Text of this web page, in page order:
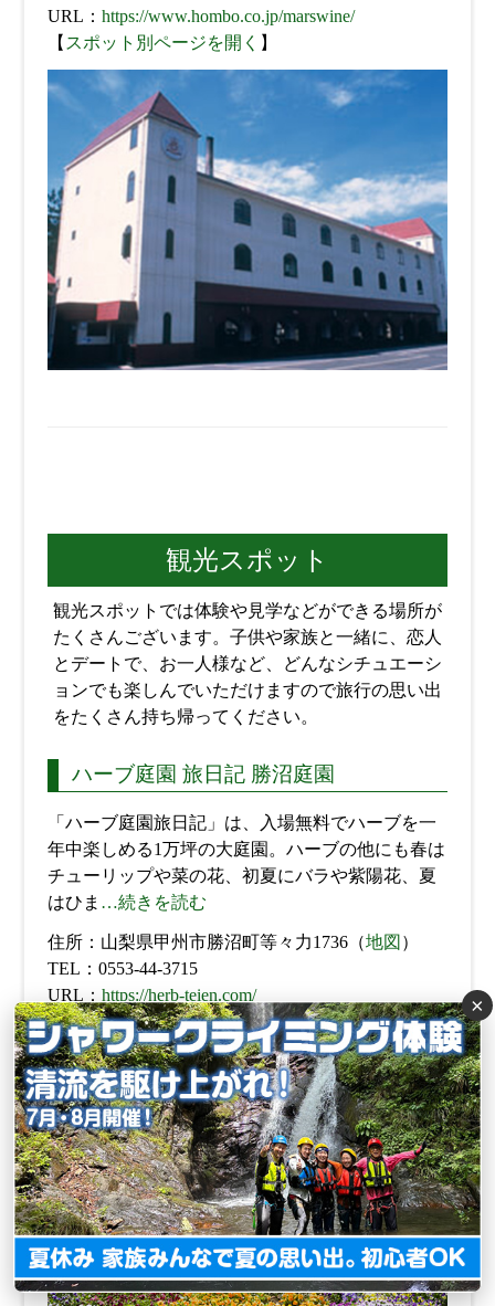
URL： https://www.hombo.co.jp/marswine/
【 スポット別ページを開く 】
観光スポット
観光スポットでは体験や見学などができる場所が
たくさんございます。子供や家族と一緒に、恋人
とデートで、お一人様など、どんなシチュエーシ
ョンでも楽しんでいただけますので旅行の思い出
をたくさん持ち帰ってください。
ハーブ庭園 旅日記 勝沼庭園
「ハーブ庭園旅日記」は、入場無料でハーブを一
年中楽しめる1万坪の大庭園。ハーブの他にも春は
チューリップや菜の花、初夏にバラや紫陽花、夏
はひま …続きを読む
住所：山梨県甲州市勝沼町等々力1736（地図 ）
TEL：0553-44-3715
URL： https://herb-teien.com/
【スポット別ページを開く】
×